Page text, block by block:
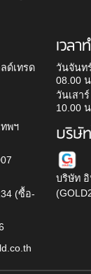
ด์เทรด
พฯ
(ซื้อ-
เวล
วันจันท
08.00
วันเสาร์
10.00
บริษั
บริษัท อิ